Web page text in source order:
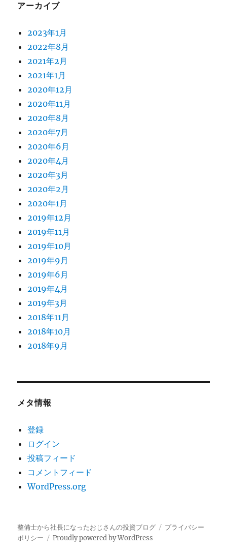
アーカイブ
2023年1月
2022年8月
2021年2月
2021年1月
2020年12月
2020年11月
2020年8月
2020年7月
2020年6月
2020年4月
2020年3月
2020年2月
2020年1月
2019年12月
2019年11月
2019年10月
2019年9月
2019年6月
2019年4月
2019年3月
2018年11月
2018年10月
2018年9月
メタ情報
登録
ログイン
投稿フィード
コメントフィード
WordPress.org
整備士から社長になったおじさんの投資ブログ
プライバシー
ポリシー
Proudly powered by WordPress